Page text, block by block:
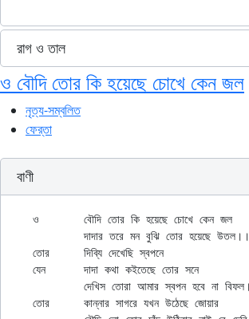
রাগ ও তাল
ও বৌদি তোর কি হয়েছে চোখে কেন জল
নৃত্য-সম্বলিত
ফের্‌তা
বাণী
ও	বৌদি তোর কি হয়েছে চোখে কেন জল
	দাদার তরে মন বুঝি তোর হয়েছে উতল।।
তোর	দিব্যি দেখেছি স্বপনে
যেন	দাদা কথা কইতেছে তোর সনে
তোর	কান্নার সাগরে যখন উঠেছে জোয়ার